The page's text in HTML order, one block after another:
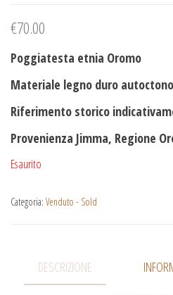
€70.00
Poggiatesta etnia Oromo
Materiale legno duro autoctono
Riferimento storico
Provenienza Jimma, Regione
Esaurito
Categoria: Venduto - Sold
DESCRIZIONE